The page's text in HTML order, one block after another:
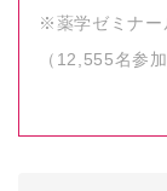
※薬学ゼミナー
（12,555名参